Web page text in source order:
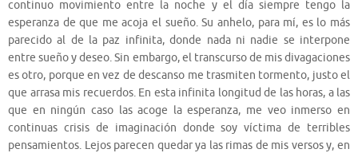
continuo movimiento entre la noche y el día siempre tengo la
esperanza de que me acoja el sueño. Su anhelo, para mí, es lo más
parecido al de la paz infinita, donde nada ni nadie se interpone
entre sueño y deseo. Sin embargo, el transcurso de mis divagaciones
es otro, porque en vez de descanso me trasmiten tormento, justo el
que arrasa mis recuerdos. En esta infinita longitud de las horas, a las
que en ningún caso las acoge la esperanza, me veo inmerso en
continuas crisis de imaginación donde soy víctima de terribles
pensamientos. Lejos parecen quedar ya las rimas de mis versos y, en